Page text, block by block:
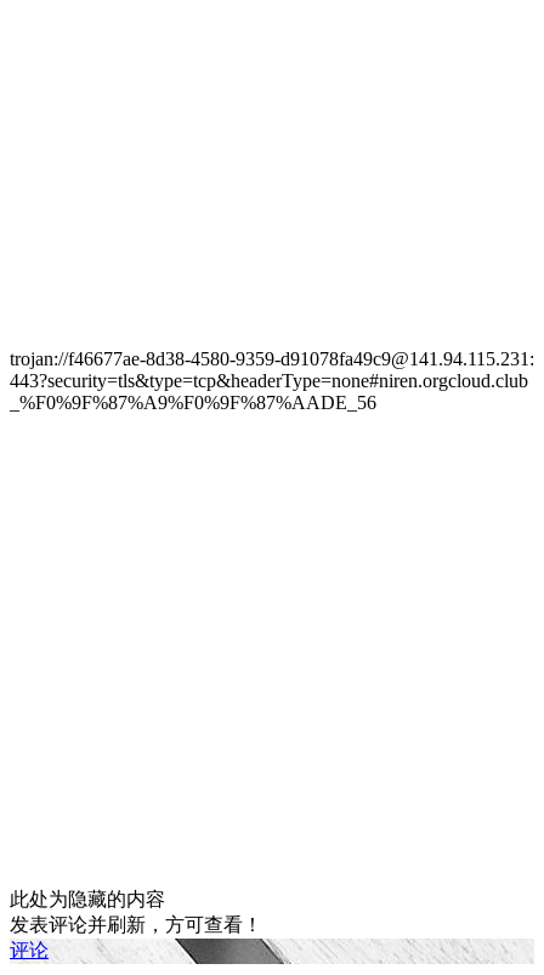
trojan://f46677ae-8d38-4580-9359-d91078fa49c9@141.94.115.231:
443?security=tls&type=tcp&headerType=none#niren.orgcloud.club
_%F0%9F%87%A9%F0%9F%87%AADE_56
此处为隐藏的内容
发表评论并刷新，方可查看！
评论